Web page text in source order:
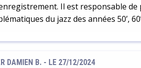
Il est responsable
du jazz des années 50’,
DAMIEN B. - LE 27/12/2024